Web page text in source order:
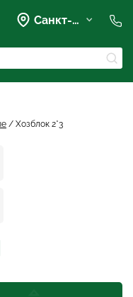
Санкт-Петербург
+7 (903) 684-62-00
/ Хозблок 2*3